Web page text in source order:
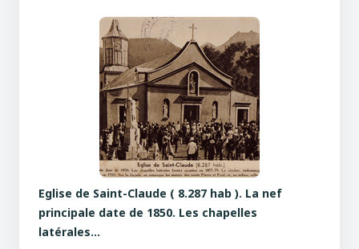
Eglise de Saint-Claude ( 8.287 hab ). La nef
principale date de 1850. Les chapelles
latérales…